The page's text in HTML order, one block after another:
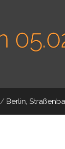
/ Berlin,